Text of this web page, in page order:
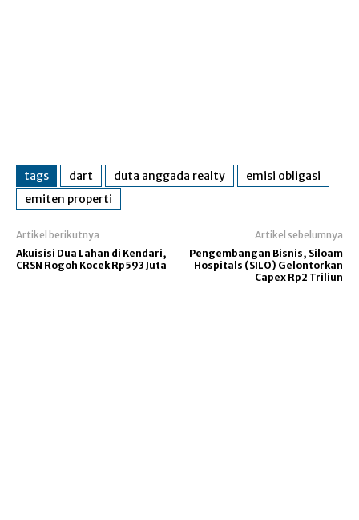
tags dart duta anggada realty
emisi obligasi
emiten properti
Artikel berikutnya
Akuisisi Dua Lahan di Kendari,
CRSN Rogoh Kocek Rp593 Juta
Artikel sebelumnya
Pengembangan Bisnis, Siloam
Hospitals (SILO) Gelontorkan
Capex Rp2 Triliun